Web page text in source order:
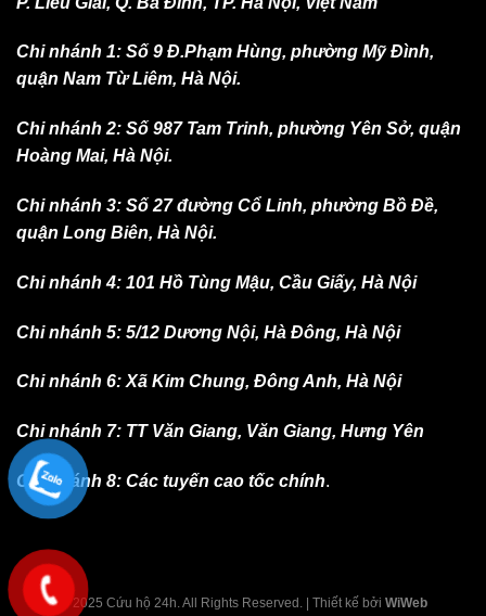
Chi nhánh 1: Số 9 Đ.Phạm Hùng, phường Mỹ Đình,
quận Nam Từ Liêm, Hà Nội.
Chi nhánh 2: Số 987 Tam Trinh, phường Yên Sở, quận
Hoàng Mai, Hà Nội.
Chi nhánh 3: Số 27 đường Cổ Linh, phường Bồ Đề,
quận Long Biên, Hà Nội.
Chi nhánh 4: 101 Hồ Tùng Mậu, Cầu Giấy, Hà Nội
Chi nhánh 5: 5/12 Dương Nội, Hà Đông, Hà Nội
Chi nhánh 6: Xã Kim Chung, Đông Anh, Hà Nội
Chi nhánh 7: TT Văn Giang, Văn Giang, Hưng Yên
Chi nhánh 8: Các tuyến cao tốc chính.
© 2025 Cứu hộ 24h. All Rights Reserved. | Thiết kế bởi WiWeb